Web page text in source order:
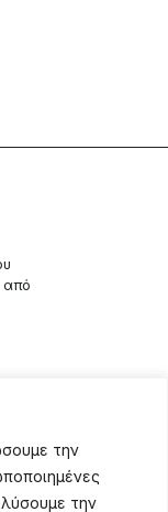
την
την
από